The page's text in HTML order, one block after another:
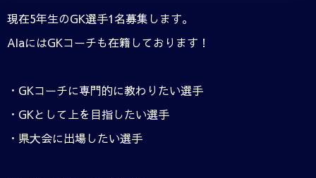
現在5年生のGK選手1名募集します。
AlaにはGKコーチも在籍しております！
・GKコーチに専門的に教わりたい選手
・GKとして上を目指したい選手
・県大会に出場したい選手